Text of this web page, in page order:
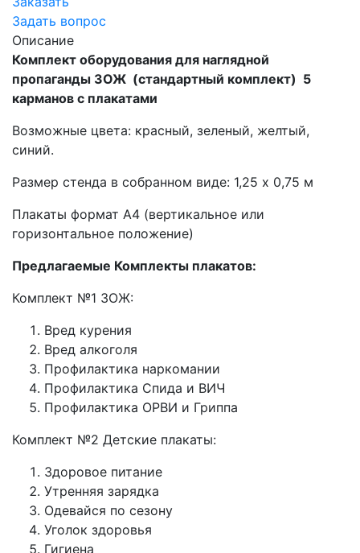
Задать вопрос
Описание
Комплект оборудования для наглядной
пропаганды ЗОЖ (стандартный комплект) 5
карманов с плакатами
Возможные цвета: красный, зеленый, желтый,
синий.
Размер стенда в собранном виде: 1,25 х 0,75 м
Плакаты формат А4 (вертикальное или
горизонтальное положение)
Предлагаемые Комплекты плакатов:
Комплект №1 ЗОЖ:
Вред курения
Вред алкоголя
Профилактика наркомании
Профилактика Спида и ВИЧ
Профилактика ОРВИ и Гриппа
Комплект №2 Детские плакаты:
Здоровое питание
Утренняя зарядка
Одевайся по сезону
Уголок здоровья
Гигиена